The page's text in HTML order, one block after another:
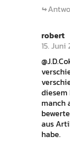
robert
15. Juni
diesem
manch
aus
habe.